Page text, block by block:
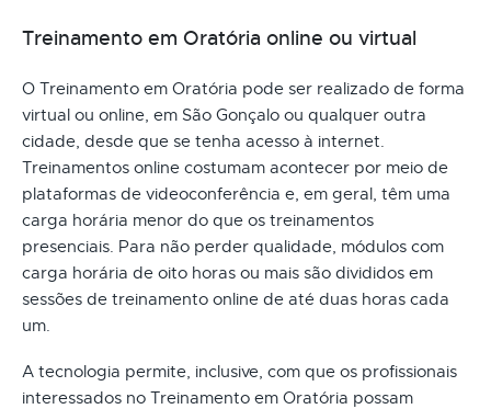
Treinamento em Oratória online ou virtual
O Treinamento em Oratória pode ser realizado de forma
virtual ou online, em São Gonçalo ou qualquer outra
cidade, desde que se tenha acesso à internet.
Treinamentos online costumam acontecer por meio de
plataformas de videoconferência e, em geral, têm uma
carga horária menor do que os treinamentos
presenciais. Para não perder qualidade, módulos com
carga horária de oito horas ou mais são divididos em
sessões de treinamento online de até duas horas cada
um.
A tecnologia permite, inclusive, com que os profissionais
interessados no Treinamento em Oratória possam